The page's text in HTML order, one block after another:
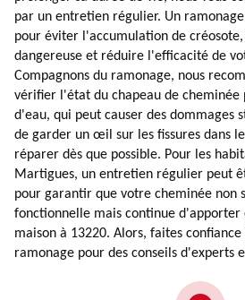
par un entretien régulier. Un ramonage
pour éviter l'accumulation de
dangereuse et réduire l'efficacité de
Compagnons du ramonage, nous
vérifier l'état du chapeau de
d'eau, qui peut causer des dommages
de garder un œil sur les fissures dans
réparer dès que possible. Pour les
Martigues, un entretien régulier peut
pour garantir que votre cheminée non
fonctionnelle mais continue
maison à 13220. Alors, faites confiance
ramonage pour des conseils d'experts